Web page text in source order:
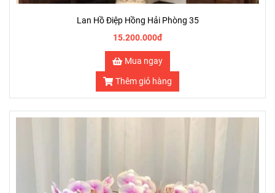
Lan Hồ Điệp Hồng Hải Phòng 35
15.200.000đ
Mua ngay
Thêm giỏ hàng